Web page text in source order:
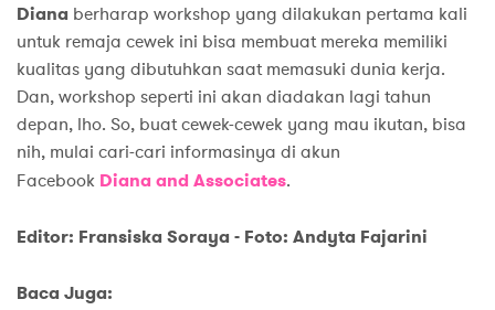
Diana berharap workshop yang dilakukan pertama kali
untuk remaja cewek ini bisa membuat mereka memiliki
kualitas yang dibutuhkan saat memasuki dunia kerja.
Dan, workshop seperti ini akan diadakan lagi tahun
depan, lho. So, buat cewek-cewek yang mau ikutan, bisa
nih, mulai cari-cari informasinya di akun
Facebook Diana and Associates.
Editor: Fransiska Soraya - Foto: Andyta Fajarini
Baca Juga: